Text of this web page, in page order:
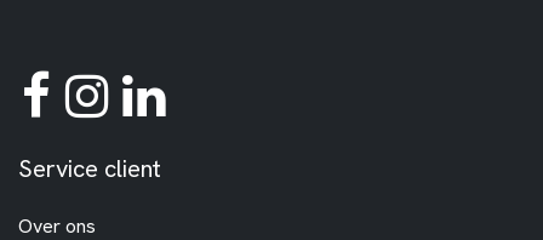
Service client
Over ons